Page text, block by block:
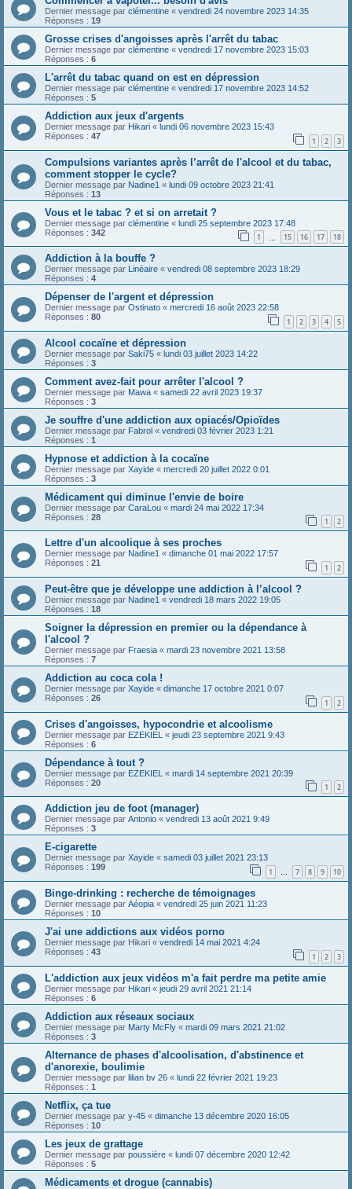
Dernier message par clémentine « vendredi 24 novembre 2023 14:35
Réponses : 19
Grosse crises d'angoisses après l'arrêt du tabac
Dernier message par clémentine « vendredi 17 novembre 2023 15:03
Réponses : 6
L'arrêt du tabac quand on est en dépression
Dernier message par clémentine « vendredi 17 novembre 2023 14:52
Réponses : 5
Addiction aux jeux d'argents
Dernier message par Hikari « lundi 06 novembre 2023 15:43
Réponses : 47 1 2 3
Compulsions variantes après l’arrêt de l'alcool et du tabac,
comment stopper le cycle?
Dernier message par Nadine1 « lundi 09 octobre 2023 21:41
Réponses : 13
Vous et le tabac ? et si on arretait ?
Dernier message par clémentine « lundi 25 septembre 2023 17:48
Réponses : 342 1 15 16 17 18
Addiction à la bouffe ?
Dernier message par Linéaire « vendredi 08 septembre 2023 18:29
Réponses : 4
Dépenser de l'argent et dépression
Dernier message par Ostinato « mercredi 16 août 2023 22:58
Réponses : 80 1 2 3 4 5
Alcool cocaïne et dépression
Dernier message par Saki75 « lundi 03 juillet 2023 14:22
Réponses : 3
Comment avez-fait pour arrêter l'alcool ?
Dernier message par Mawa « samedi 22 avril 2023 19:37
Réponses : 3
Je souffre d'une addiction aux opiacés/Opioïdes
Dernier message par Fabrol « vendredi 03 février 2023 1:21
Réponses : 1
Hypnose et addiction à la cocaïne
Dernier message par Xayide « mercredi 20 juillet 2022 0:01
Réponses : 3
Médicament qui diminue l'envie de boire
Dernier message par CaraLou « mardi 24 mai 2022 17:34
Réponses : 28 1 2
Lettre d'un alcoolique à ses proches
Dernier message par Nadine1 « dimanche 01 mai 2022 17:57
Réponses : 21 1 2
Peut-être que je développe une addiction à l’alcool ?
Dernier message par Nadine1 « vendredi 18 mars 2022 19:05
Réponses : 18
Soigner la dépression en premier ou la dépendance à
l'alcool ?
Dernier message par Fraesia « mardi 23 novembre 2021 13:58
Réponses : 7
Addiction au coca cola !
Dernier message par Xayide « dimanche 17 octobre 2021 0:07
Réponses : 26 1 2
Crises d'angoisses, hypocondrie et alcoolisme
Dernier message par EZEKIEL « jeudi 23 septembre 2021 9:43
Réponses : 6
Dépendance à tout ?
Dernier message par EZEKIEL « mardi 14 septembre 2021 20:39
Réponses : 20 1 2
Addiction jeu de foot (manager)
Dernier message par Antonio « vendredi 13 août 2021 9:49
Réponses : 3
E-cigarette
Dernier message par Xayide « samedi 03 juillet 2021 23:13
Réponses : 199 1 … 7 8 9 10
Binge-drinking : recherche de témoignages
Dernier message par Aéopia « vendredi 25 juin 2021 11:23
Réponses : 10
J'ai une addictions aux vidéos porno
Dernier message par Hikari « vendredi 14 mai 2021 4:24
Réponses : 43 1 2 3
L'addiction aux jeux vidéos m'a fait perdre ma petite amie
Dernier message par Hikari « jeudi 29 avril 2021 21:14
Réponses : 6
Addiction aux réseaux sociaux
Dernier message par Marty McFly « mardi 09 mars 2021 21:02
Réponses : 3
Alternance de phases d'alcoolisation, d'abstinence et
d'anorexie, boulimie
Dernier message par lilian bv 26 « lundi 22 février 2021 19:23
Réponses : 1
Netflix, ça tue
Dernier message par y-45 « dimanche 13 décembre 2020 16:05
Réponses : 10
Les jeux de grattage
Dernier message par poussière « lundi 07 décembre 2020 12:42
Réponses : 5
Médicaments et drogue (cannabis)